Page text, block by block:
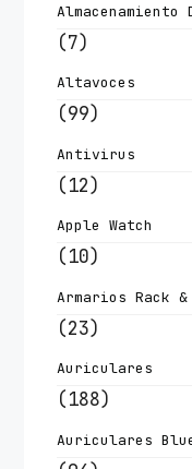
Almacenamiento
(7)
Altavoces
(99)
Antivirus
(12)
Apple Watch
(10)
Armarios Rack
(23)
Auriculares
(188)
Auriculares